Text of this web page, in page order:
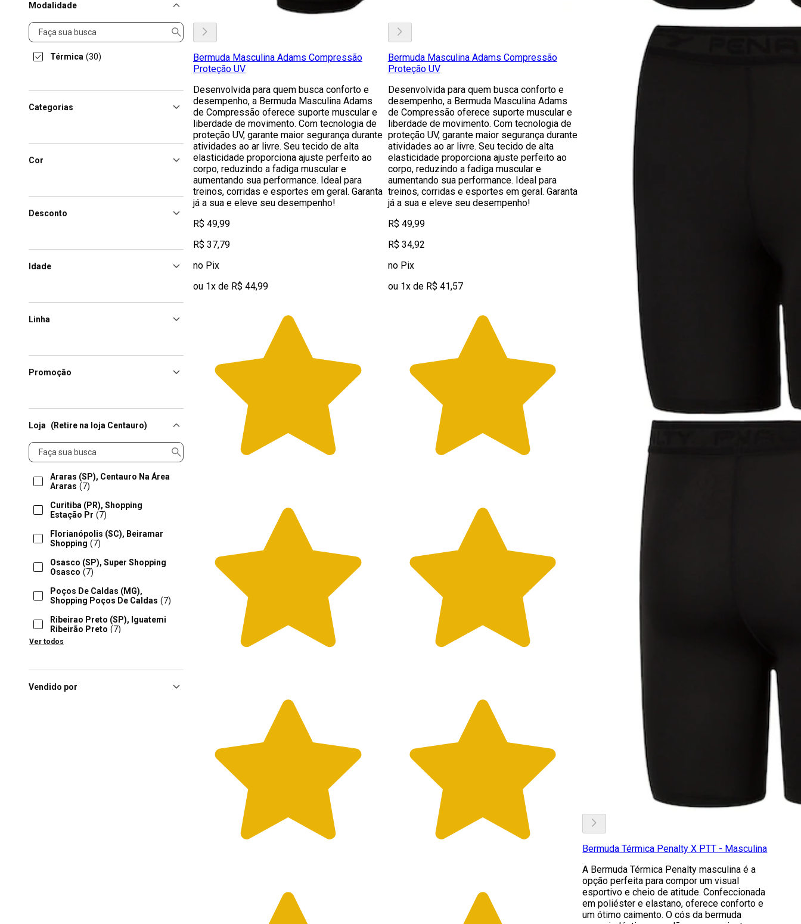
Modalidade
Modalidade
Térmica (30)
Categorias
Cor
Desconto
Idade
Linha
Promoção
Loja (Retire na loja Centauro)
Loja
Araras (SP), Centauro Na Área
Araras (7)
Curitiba (PR), Shopping
Estação Pr (7)
Florianópolis (SC), Beiramar
Shopping (7)
Osasco (SP), Super Shopping
Osasco (7)
Poços De Caldas (MG),
Shopping Poços De Caldas (7)
Ribeirao Preto (SP), Iguatemi
Ribeirão Preto (7)
Rio Claro (SP), Shopping Rio
Maia (7)
Ver todos
Vendido por
Bermuda Masculina Adams Compressão
Proteção UV
Desenvolvida para quem busca conforto e
desempenho, a Bermuda Masculina Adams
de Compressão oferece suporte muscular e
liberdade de movimento. Com tecnologia de
proteção UV, garante maior segurança durante
atividades ao ar livre. Seu tecido de alta
elasticidade proporciona ajuste perfeito ao
corpo, reduzindo a fadiga muscular e
aumentando sua performance. Ideal para
treinos, corridas e esportes em geral. Garanta
já a sua e eleve seu desempenho!
R$ 49,99
R$ 37,79
no Pix
ou 1x de R$ 44,99
Bermuda Masculina Adams Compressão
Proteção UV
Desenvolvida para quem busca conforto e
desempenho, a Bermuda Masculina Adams
de Compressão oferece suporte muscular e
liberdade de movimento. Com tecnologia de
proteção UV, garante maior segurança durante
atividades ao ar livre. Seu tecido de alta
elasticidade proporciona ajuste perfeito ao
corpo, reduzindo a fadiga muscular e
aumentando sua performance. Ideal para
treinos, corridas e esportes em geral. Garanta
já a sua e eleve seu desempenho!
R$ 49,99
R$ 34,92
no Pix
ou 1x de R$ 41,57
Bermuda Térmica Penalty X PTT - Masculina
A Bermuda Térmica Penalty masculina é a
opção perfeita para compor um visual
esportivo e cheio de atitude. Confeccionada
em poliéster e elastano, oferece conforto e
um ótimo caimento. O cós da bermuda